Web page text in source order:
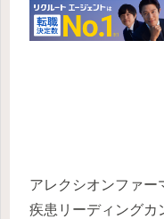
アレクシオンファー
疾患リーディングカ